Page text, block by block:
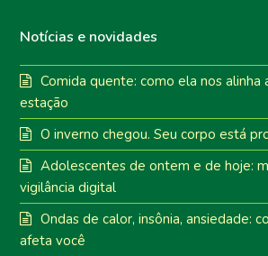
Notícias e novidades
Comida quente: como ela nos alinha
estação
O inverno chegou. Seu corpo está
Adolescentes de ontem e de hoje:
vigilância digital
Ondas de calor, insônia, ansiedade:
afeta você